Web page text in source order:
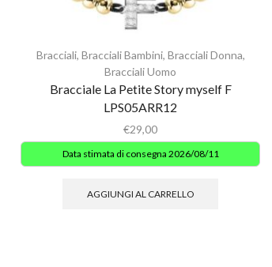
Bracciali, Bracciali Bambini, Bracciali Donna,
Bracciali Uomo
Bracciale La Petite Story myself F
LPS05ARR12
€29,00
Data stimata di consegna 2026/08/11
AGGIUNGI AL CARRELLO